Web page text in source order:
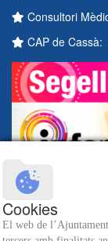
Consultori
CAP de Cassà:
Cookies
El web de